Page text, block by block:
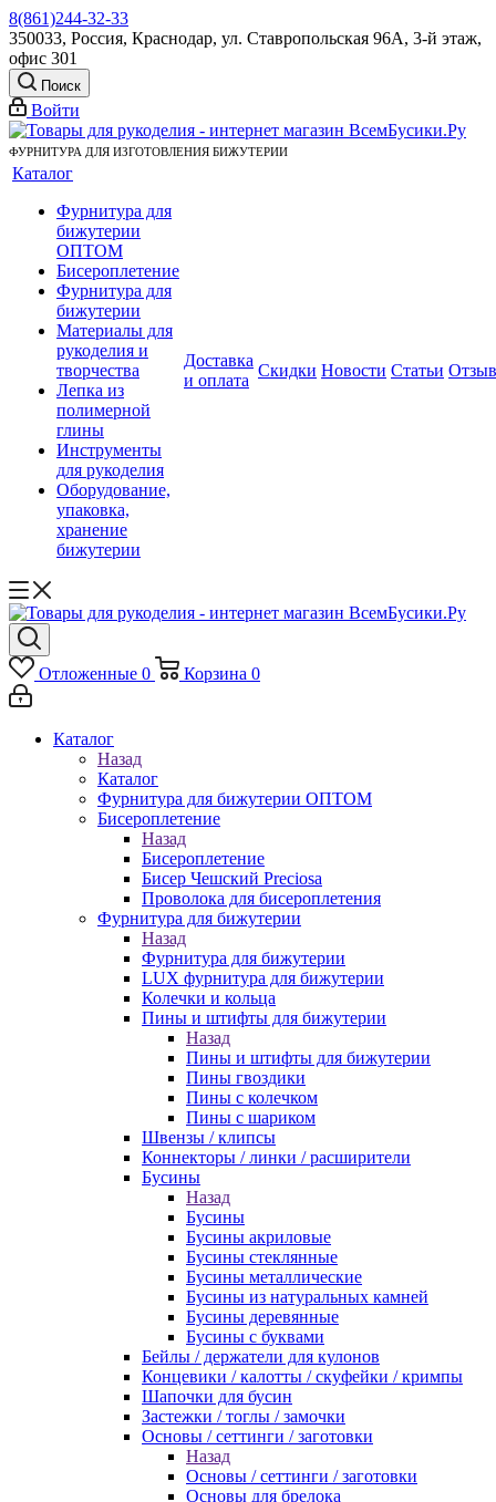
8(861)244-32-33
350033, Россия, Краснодар, ул. Ставропольская 96А, 3-й этаж,
офис 301
Поиск
Войти
ФУРНИТУРА ДЛЯ ИЗГОТОВЛЕНИЯ БИЖУТЕРИИ
Каталог
Фурнитура для
бижутерии
ОПТОМ
Бисероплетение
Фурнитура для
бижутерии
Материалы для
рукоделия и
творчества
Лепка из
полимерной
глины
Инструменты
для рукоделия
Оборудование,
упаковка,
хранение
бижутерии
Доставка
и оплата
Скидки Новости Статьи
Отложенные 0 Корзина 0
Каталог
Назад
Каталог
Фурнитура для бижутерии ОПТОМ
Бисероплетение
Назад
Бисероплетение
Бисер Чешский Preciosa
Проволока для бисероплетения
Фурнитура для бижутерии
Назад
Фурнитура для бижутерии
LUX фурнитура для бижутерии
Колечки и кольца
Пины и штифты для бижутерии
Назад
Пины и штифты для бижутерии
Пины гвоздики
Пины с колечком
Пины с шариком
Швензы / клипсы
Коннекторы / линки / расширители
Бусины
Назад
Бусины
Бусины акриловые
Бусины стеклянные
Бусины металлические
Бусины из натуральных камней
Бусины деревянные
Бусины с буквами
Бейлы / держатели для кулонов
Концевики / калотты / скуфейки / кримпы
Шапочки для бусин
Застежки / тоглы / замочки
Основы / сеттинги / заготовки
Назад
Основы / сеттинги / заготовки
Основы для брелока